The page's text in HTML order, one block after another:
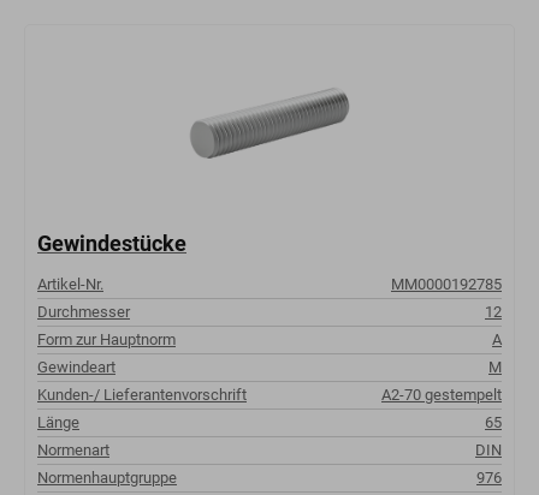
Gewindestücke
Artikel-Nr.
MM0000192785
Durchmesser
12
Form zur Hauptnorm
A
Gewindeart
M
Kunden-/ Lieferantenvorschrift
A2-70 gestempelt
Länge
65
Normenart
DIN
Normenhauptgruppe
976